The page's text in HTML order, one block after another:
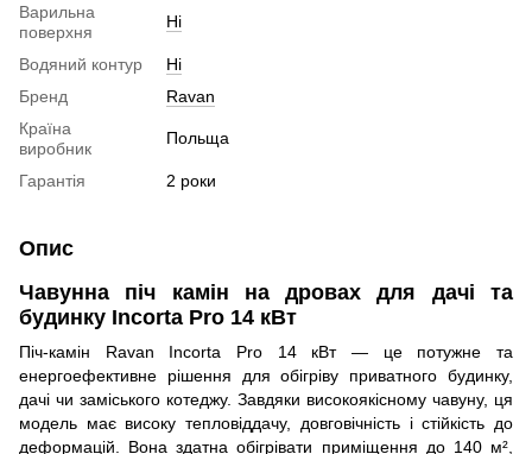
Варильна
поверхня
Ні
Водяний контур
Ні
Бренд
Ravan
Країна
виробник
Польща
Гарантія 2 роки
Опис
Чавунна піч камін на дровах для дачі та
будинку Incorta Pro 14 кВт
Піч-камін Ravan Incorta Pro 14 кВт — це потужне та
енергоефективне рішення для обігріву приватного будинку,
дачі чи заміського котеджу. Завдяки високоякісному чавуну, ця
модель має високу тепловіддачу, довговічність і стійкість до
деформацій. Вона здатна обігрівати приміщення до 140 м²,